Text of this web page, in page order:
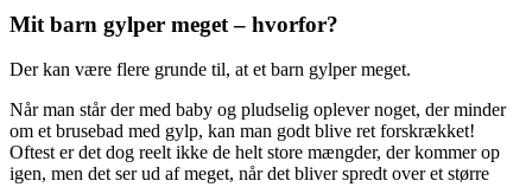
Mit barn gylper meget – hvorfor?
Der kan være flere grunde til, at et barn gylper meget.
Når man står der med baby og pludselig oplever noget, der minder
om et brusebad med gylp, kan man godt blive ret forskrækket!
Oftest er det dog reelt ikke de helt store mængder, der kommer op
igen, men det ser ud af meget, når det bliver spredt over et større